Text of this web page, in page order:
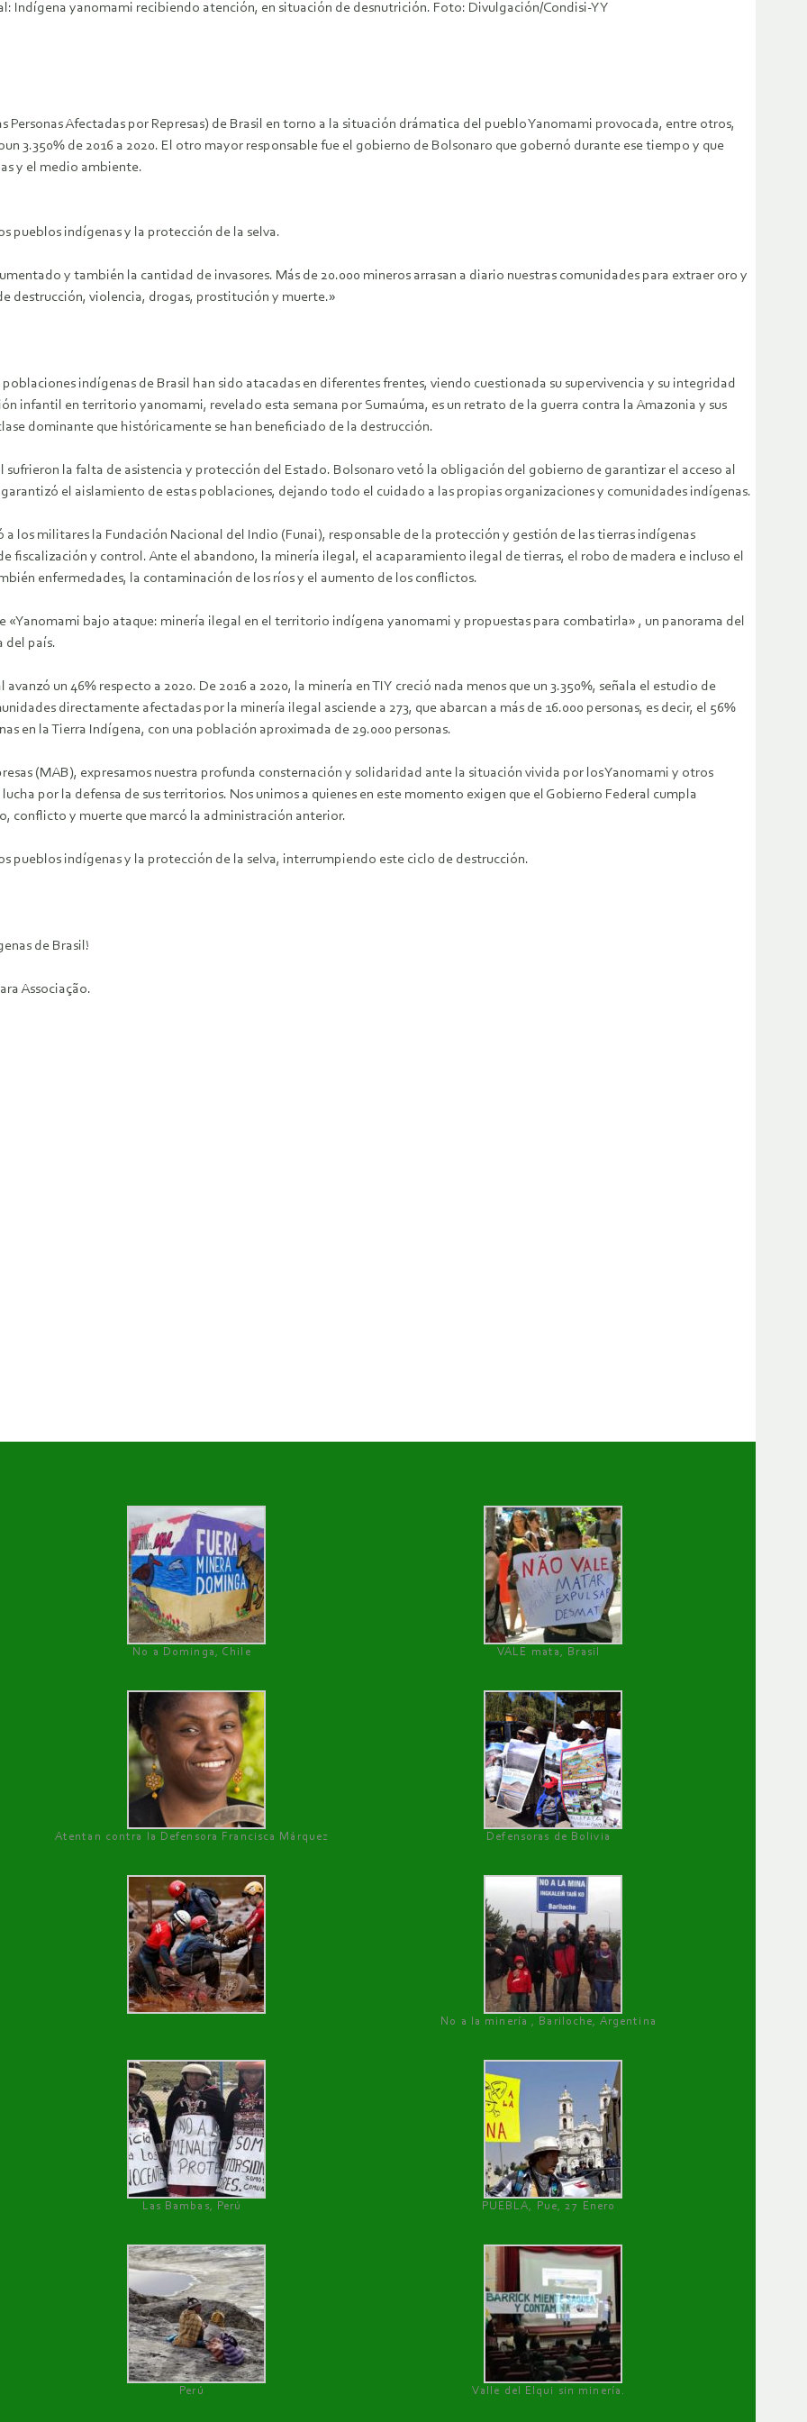
Indígena yanomami recibiendo atención, en situación de desnutrición. Foto: Divulgación/Condisi-YY
Afectadas por Represas) de Brasil en torno a la situación drámatica del pueblo Yanomami provocada, entre otros,
3.350% de 2016 a 2020. El otro mayor responsable fue el gobierno de Bolsonaro que gobernó durante ese tiempo y que
y el medio ambiente.
pueblos indígenas y la protección de la selva.
y también la cantidad de invasores. Más de 20.000 mineros arrasan a diario nuestras comunidades para extraer oro y
destrucción, violencia, drogas, prostitución y muerte.»
indígenas de Brasil han sido atacadas en diferentes frentes, viendo cuestionada su supervivencia y su integridad
infantil en territorio yanomami, revelado esta semana por Sumaúma, es un retrato de la guerra contra la Amazonia y sus
dominante que históricamente se han beneficiado de la destrucción.
sufrieron la falta de asistencia y protección del Estado. Bolsonaro vetó la obligación del gobierno de garantizar el acceso al
el aislamiento de estas poblaciones, dejando todo el cuidado a las propias organizaciones y comunidades indígenas.
los militares la Fundación Nacional del Indio (Funai), responsable de la protección y gestión de las tierras indígenas
fiscalización y control. Ante el abandono, la minería ilegal, el acaparamiento ilegal de tierras, el robo de madera e incluso el
enfermedades, la contaminación de los ríos y el aumento de los conflictos.
«Yanomami bajo ataque: minería ilegal en el territorio indígena yanomami y propuestas para combatirla» , un panorama del
del país.
un 46% respecto a 2020. De 2016 a 2020, la minería en TIY creció nada menos que un 3.350%, señala el estudio de
directamente afectadas por la minería ilegal asciende a 273, que abarcan a más de 16.000 personas, es decir, el 56%
en la Tierra Indígena, con una población aproximada de 29.000 personas.
(MAB), expresamos nuestra profunda consternación y solidaridad ante la situación vivida por los Yanomami y otros
por la defensa de sus territorios. Nos unimos a quienes en este momento exigen que el Gobierno Federal cumpla
conflicto y muerte que marcó la administración anterior.
pueblos indígenas y la protección de la selva, interrumpiendo este ciclo de destrucción.
de Brasil!
Associação.
No a Dominga, Chile
VALE mata, Brasil
Atentan contra la Defensora Francisca Márquez Defensoras de Bolivia
No a la minería , Bariloche, Argentina
Las Bambas, Perú PUEBLA, Pue, 27 Enero
Perú Valle del Elqui sin minería.